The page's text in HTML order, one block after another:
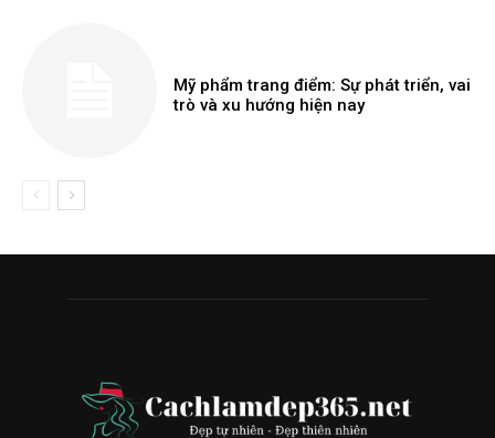
Mỹ phẩm trang điểm: Sự phát triển, vai
trò và xu hướng hiện nay